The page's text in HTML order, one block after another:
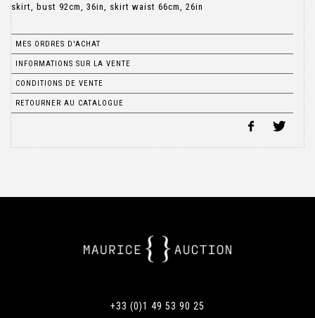
skirt, bust 92cm, 36in, skirt waist 66cm, 26in
MES ORDRES D'ACHAT
INFORMATIONS SUR LA VENTE
CONDITIONS DE VENTE
RETOURNER AU CATALOGUE
+33 (0)1 49 53 90 25